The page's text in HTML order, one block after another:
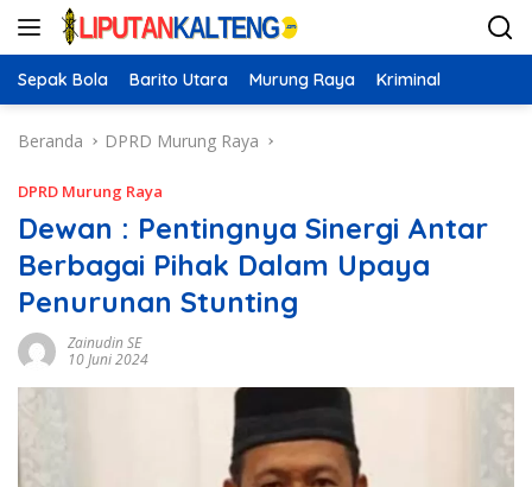
Langsung
Sepak Bola Barito Utara Murung Raya Kriminal
Beranda DPRD Murung Raya
DPRD Murung Raya
Dewan : Pentingnya Sinergi Antar
Berbagai Pihak Dalam Upaya
Penurunan Stunting
Zainudin SE
10 Juni 2024